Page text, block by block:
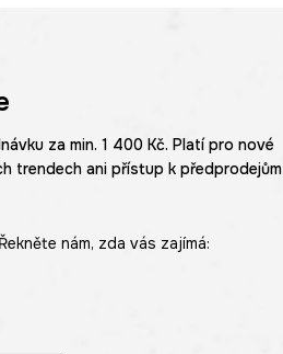
za min. 1 400 Kč. Platí pro nové
trendech ani přístup k předprodejům
nám, zda vás zajímá: